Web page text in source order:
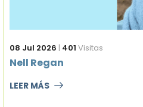
08 Jul 2026 | 401 Visitas
Nell Regan
LEER MÁS